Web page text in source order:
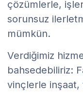
çözümlerle,
sorunsuz
mümkün.
Verdiğimiz
bahsedebiliriz:
vinçlerle inşaat,